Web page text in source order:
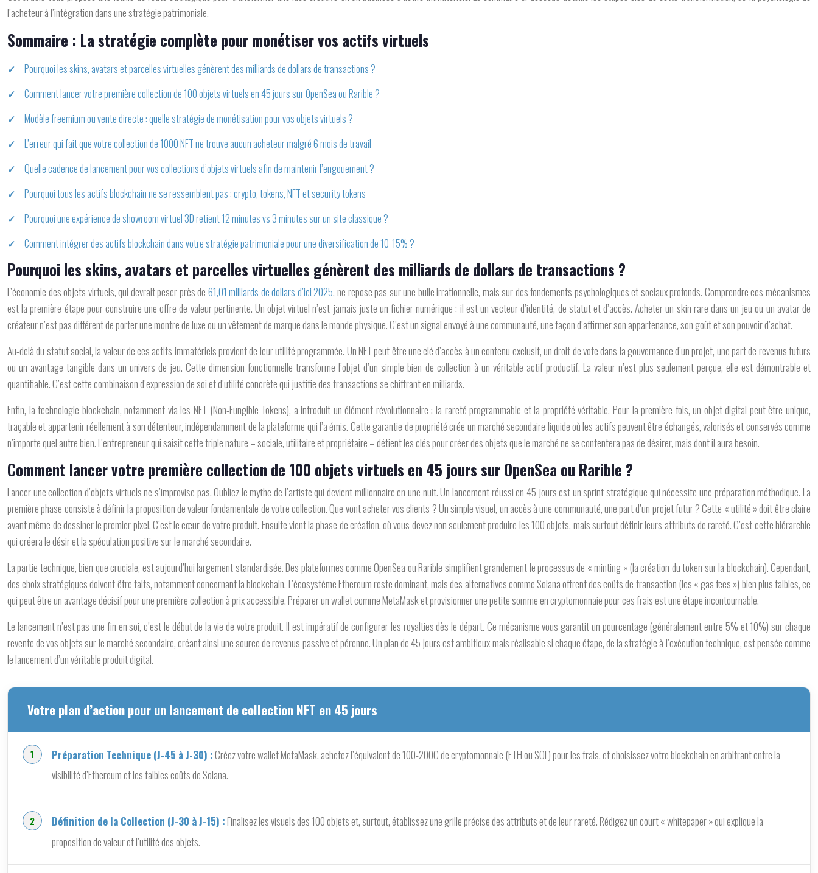
l’acheteur à l’intégration dans une stratégie patrimoniale.
Sommaire : La stratégie complète pour monétiser vos actifs virtuels
Pourquoi les skins, avatars et parcelles virtuelles génèrent des milliards de dollars de transactions ?
Comment lancer votre première collection de 100 objets virtuels en 45 jours sur OpenSea ou Rarible ?
Modèle freemium ou vente directe : quelle stratégie de monétisation pour vos objets virtuels ?
L’erreur qui fait que votre collection de 1000 NFT ne trouve aucun acheteur malgré 6 mois de travail
Quelle cadence de lancement pour vos collections d’objets virtuels afin de maintenir l’engouement ?
Pourquoi tous les actifs blockchain ne se ressemblent pas : crypto, tokens, NFT et security tokens
Pourquoi une expérience de showroom virtuel 3D retient 12 minutes vs 3 minutes sur un site classique ?
Comment intégrer des actifs blockchain dans votre stratégie patrimoniale pour une diversification de 10-15% ?
Pourquoi les skins, avatars et parcelles virtuelles génèrent des milliards de dollars de transactions ?
L’économie des objets virtuels, qui devrait peser près de 61,01 milliards de dollars d’ici 2025, ne repose pas sur une bulle irrationnelle, mais sur des fondements psychologiques et sociaux profonds. Comprendre ces mécanismes
est la première étape pour construire une offre de valeur pertinente. Un objet virtuel n’est jamais juste un fichier numérique ; il est un vecteur d’identité, de statut et d’accès. Acheter un skin rare dans un jeu ou un avatar de
créateur n’est pas différent de porter une montre de luxe ou un vêtement de marque dans le monde physique. C’est un signal envoyé à une communauté, une façon d’affirmer son appartenance, son goût et son pouvoir d’achat.
Au-delà du statut social, la valeur de ces actifs immatériels provient de leurutilité programmée. Un NFT peut être une clé d’accès à un contenu exclusif, un droit de vote dans la gouvernance d’un projet, une part de revenus futurs
ou un avantage tangible dans un univers de jeu. Cette dimension fonctionnelle transforme l’objet d’un simple bien de collection à un véritable actif productif. La valeur n’est plus seulement perçue, elle est démontrable et
quantifiable. C’est cette combinaison d’expression de soi et d’utilité concrète qui justifie des transactions se chiffrant en milliards.
Enfin, la technologie blockchain, notamment via les NFT (Non-Fungible Tokens), a introduit un élément révolutionnaire : la rareté programmable et la propriété véritable. Pour la première fois, un objet digital peut être unique,
traçable et appartenir réellement à son détenteur, indépendamment de la plateforme qui l’a émis. Cette garantie de propriété crée un marché secondaire liquide où les actifs peuvent être échangés, valorisés et conservés comme
n’importe quel autre bien. L’entrepreneur qui saisit cette triple nature – sociale, utilitaire et propriétaire – détient les clés pour créer des objets que le marché ne se contentera pas de désirer, mais dont il aura besoin.
Comment lancer votre première collection de 100 objets virtuels en 45 jours sur OpenSea ou Rarible ?
Lancer une collection d’objets virtuels ne s’improvise pas. Oubliez le mythe de l’artiste qui devient millionnaire en une nuit. Un lancement réussi en 45 jours est un sprint stratégique qui nécessite une préparation méthodique. La
première phase consiste à définir la proposition de valeur fondamentale de votre collection. Que vont acheter vos clients ? Un simple visuel, un accès à une communauté, une part d’un projet futur ? Cette « utilité » doit être claire
avant même de dessiner le premier pixel. C’est le cœur de votre produit. Ensuite vient la phase de création, où vous devez non seulement produire les 100 objets, mais surtout définir leurs attributs de rareté. C’est cette hiérarchie
qui créera le désir et la spéculation positive sur le marché secondaire.
La partie technique, bien que cruciale, est aujourd’hui largement standardisée. Des plateformes comme OpenSea ou Rarible simplifient grandement le processus de « minting » (la création du token sur la blockchain). Cependant,
des choix stratégiques doivent être faits, notamment concernant la blockchain. L’écosystème Ethereum reste dominant, mais des alternatives comme Solana offrent des coûts de transaction (les « gas fees ») bien plus faibles, ce
qui peut être un avantage décisif pour une première collection à prix accessible. Préparer un wallet comme MetaMask et provisionner une petite somme en cryptomonnaie pour ces frais est une étape incontournable.
Le lancement n’est pas une fin en soi, c’est le début de la vie de votre produit. Il est impératif de configurer les royaltiesdès le départ. Ce mécanisme vous garantit un pourcentage (généralement entre 5% et 10%) sur chaque
revente de vos objets sur le marché secondaire, créant ainsi une source de revenus passive et pérenne. Un plan de 45 jours est ambitieux mais réalisable si chaque étape, de la stratégie à l’exécution technique, est pensée comme
le lancement d’un véritable produit digital.
Votre plan d’action pour un lancement de collection NFT en 45 jours
Préparation Technique (J-45 à J-30) :Créez votre wallet MetaMask, achetez l’équivalent de 100-200€ de cryptomonnaie (ETH ou SOL) pour les frais, et choisissez votre blockchain en arbitrant entre la
visibilité d’Ethereum et les faibles coûts de Solana.
Définition de la Collection (J-30 à J-15) :Finalisez les visuels des 100 objets et, surtout, établissez une grille précise des attributs et de leur rareté. Rédigez un court « whitepaper » qui explique la
proposition de valeur et l’utilité des objets.